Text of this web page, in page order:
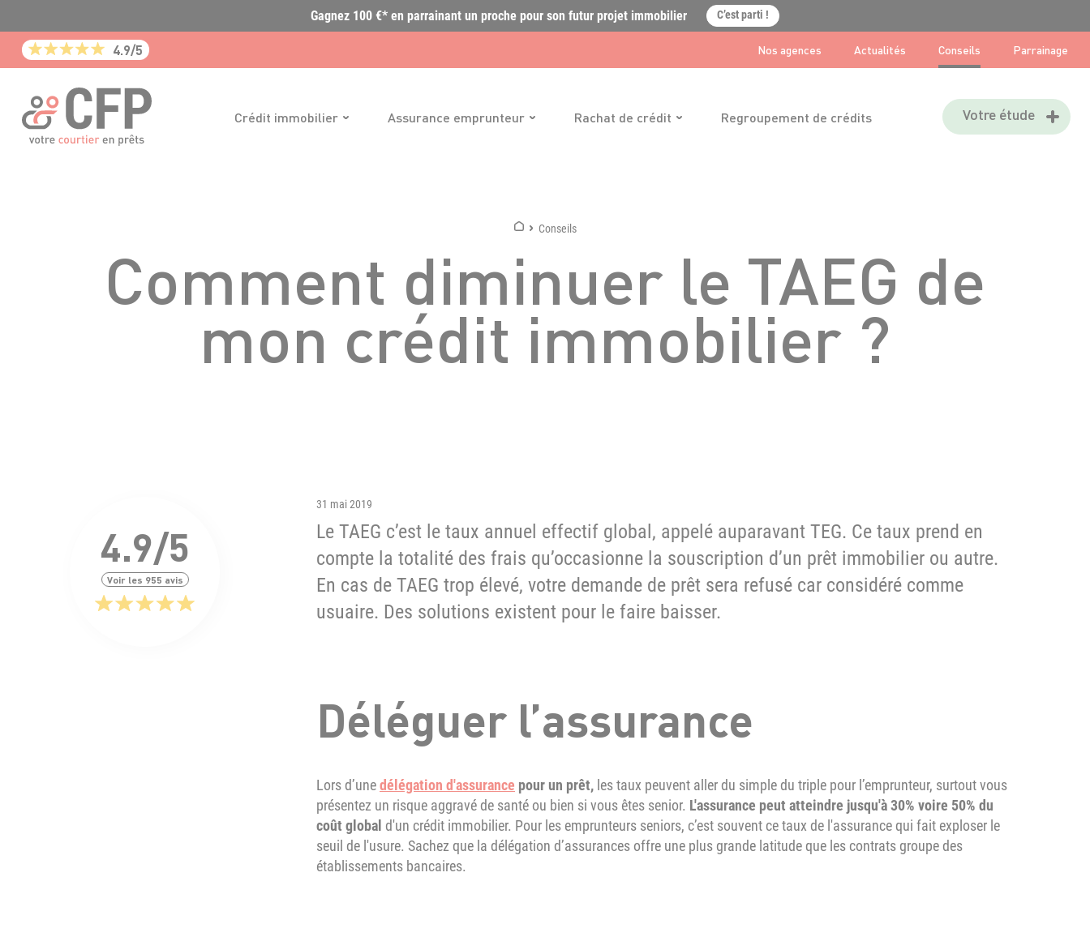
Gagnez 100 €* en parrainant un proche pour son futur projet immobilier C’est parti !
4.9/5 Nos agences Actualités Conseils Parrainage
Crédit immobilier Assurance emprunteur Rachat de crédit Regroupement de crédits Votre étude
Conseils
Comment diminuer le TAEG de
mon crédit immobilier ?
31 mai 2019
Le TAEG c’est le taux annuel effectif global, appelé auparavant TEG. Ce taux prend en
compte la totalité des frais qu’occasionne la souscription d’un prêt immobilier ou autre.
En cas de TAEG trop élevé, votre demande de prêt sera refusé car considéré comme
usuaire. Des solutions existent pour le faire baisser.
Déléguer l’assurance
Lors d’unedélégation d'assurance pour un prêt, les taux peuvent aller du simple du triple pour l’emprunteur, surtout vous
présentez un risque aggravé de santé ou bien si vous êtes senior. L'assurance peut atteindre jusqu'à 30% voire 50% du
coût global d'un crédit immobilier. Pour les emprunteurs seniors, c’est souvent ce taux de l'assurance qui fait exploser le
seuil de l'usure. Sachez que la délégation d’assurances offre une plus grande latitude que les contrats groupe des
établissements bancaires.
4.9/5
Voir les 955 avis